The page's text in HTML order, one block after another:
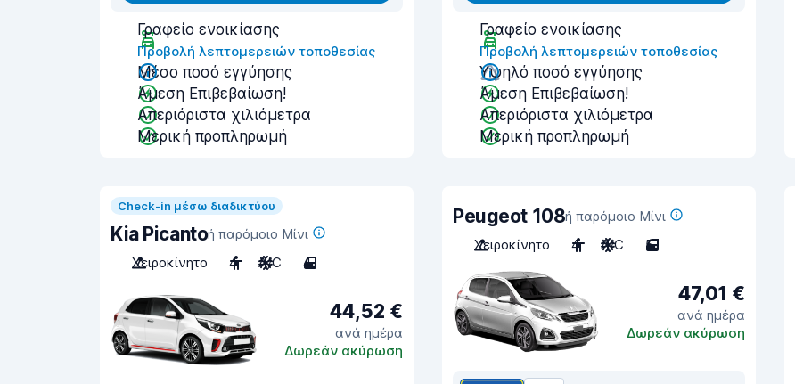
Γραφείο ενοικίασης
Προβολή λεπτομερειών τοποθεσίας
Μέσο ποσό εγγύησης
Άμεση Επιβεβαίωση!
Απεριόριστα χιλιόμετρα
Μερική προπληρωμή
Γραφείο ενοικίασης
Προβολή λεπτομερειών τοποθεσίας
Υψηλό ποσό εγγύησης
Άμεση Επιβεβαίωση!
Απεριόριστα χιλιόμετρα
Μερική προπληρωμή
Check-in μέσω διαδικτύου
Kia Picantoή παρόμοιο Μίνι
Χειροκίνητο
4 A/C 4
44,52 €
ανά ημέρα
Δωρεάν ακύρωση
Peugeot 108ή παρόμοιο Μίνι
Χειροκίνητο
4 A/C 5
47,01 €
ανά ημέρα
Δωρεάν ακύρωση